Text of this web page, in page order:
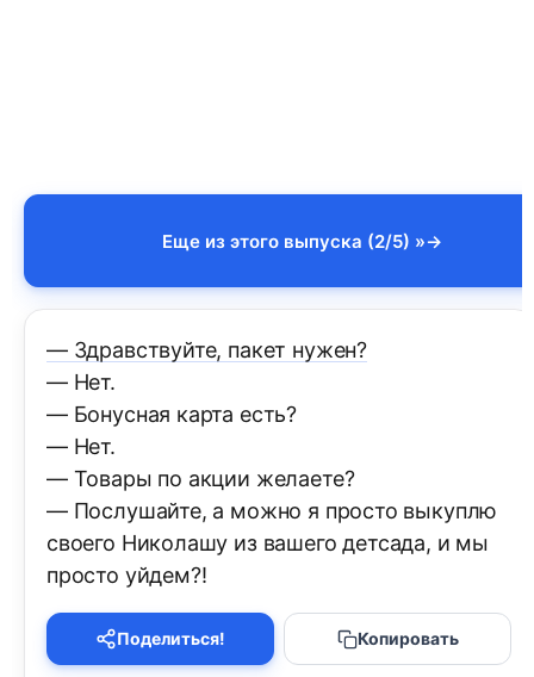
Еще из этого выпуска (2/5) »
— Здравствуйте, пакет нужен?
— Нет.
— Бонусная карта есть?
— Нет.
— Товары по акции желаете?
— Послушайте, а можно я просто выкуплю
своего Николашу из вашего детсада, и мы
просто уйдем?!
Поделиться! Копировать